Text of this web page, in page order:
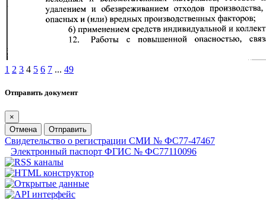
1 2 3 4 5 6 7 ... 49
Отправить документ
×
Отмена
Отправить
Свидетельство о регистрации СМИ № ФС77-47467
Электронный паспорт ФГИС № ФС77110096